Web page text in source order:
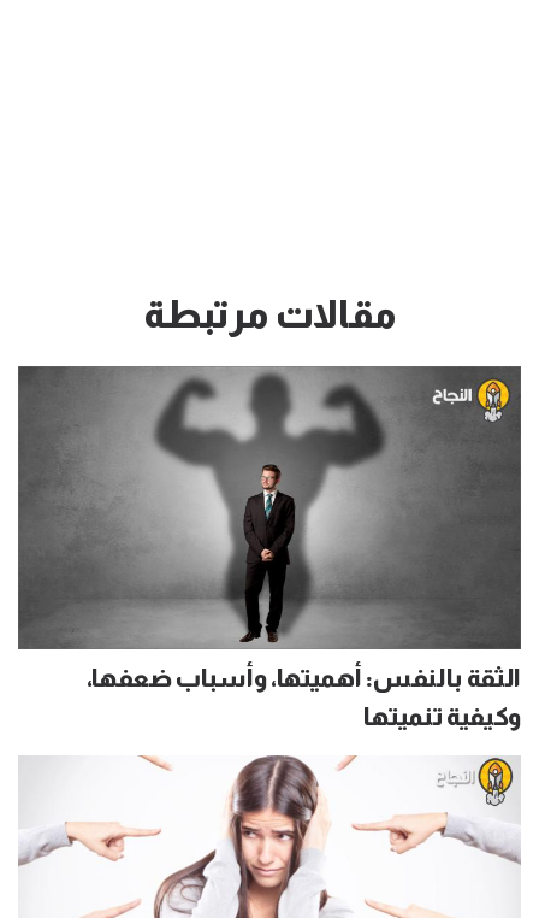
مقالات مرتبطة
الثقة بالنفس: أهميتها، وأسباب ضعفها،
وكيفية تنميتها